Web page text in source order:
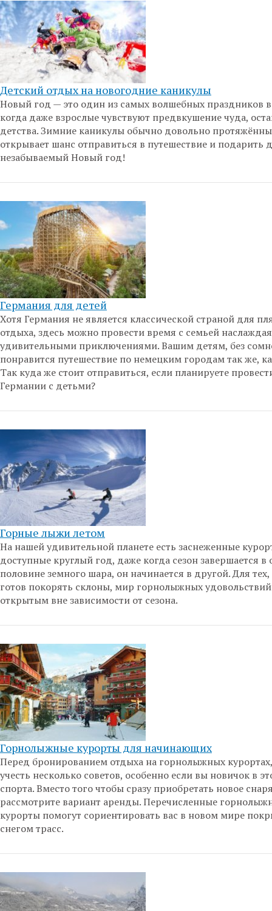
Детский отдых на новогодние каникулы
Новый год — это один из самых волшебных праздников
когда даже взрослые чувствуют предвкушение чуда,
детства. Зимние каникулы обычно довольно
открывает шанс отправиться в путешествие и подарить
незабываемый Новый год!
Германия для детей
Хотя Германия не является классической страной для
отдыха, здесь можно провести время с семьей
удивительными приключениями. Вашим детям, без
понравится путешествие по немецким городам так же,
Так куда же стоит отправиться, если планируете
Германии с детьми?
Горные лыжи летом
На нашей удивительной планете есть заснеженные
доступные круглый год, даже когда сезон завершается в
половине земного шара, он начинается в другой. Для тех,
готов покорять склоны, мир горнолыжных удовольствий
открытым вне зависимости от сезона.
Горнолыжные курорты для начинающих
Перед бронированием отдыха на горнолыжных
учесть несколько советов, особенно если вы новичок в
спорта. Вместо того чтобы сразу приобретать новое
рассмотрите вариант аренды. Перечисленные
курорты помогут сориентировать вас в новом мире
снегом трасс.